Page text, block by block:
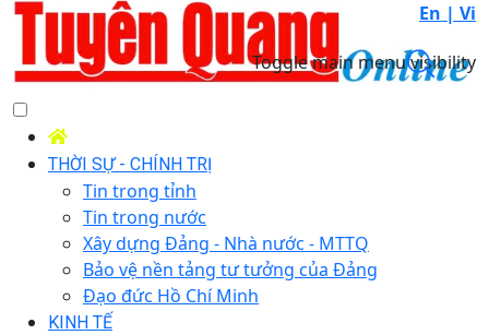
En | Vi
Toggle main menu visibility
THỜI SỰ - CHÍNH TRỊ
Tin trong tỉnh
Tin trong nước
Xây dựng Đảng - Nhà nước - MTTQ
Bảo vệ nền tảng tư tưởng của Đảng
Đạo đức Hồ Chí Minh
KINH TẾ